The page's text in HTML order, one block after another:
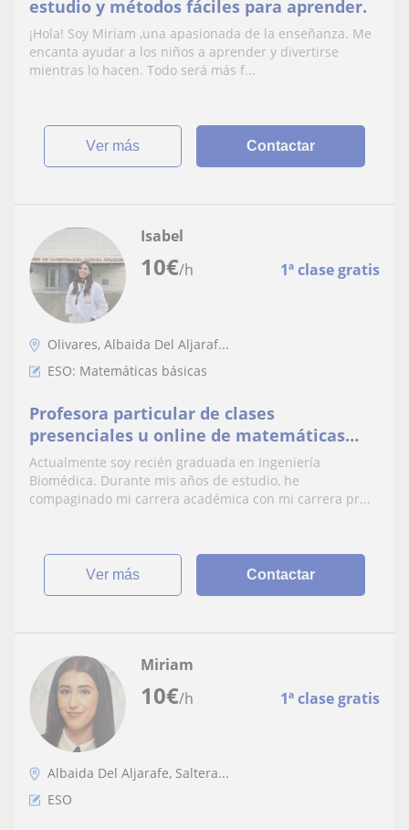
estudio y métodos fáciles para aprender.
¡Hola! Soy Miriam ,una apasionada de la enseñanza. Me
encanta ayudar a los niños a aprender y divertirse
mientras lo hacen. Todo será más f...
ver más Contactar
10€/h 1ª clase gratis
Isabel
Olivares, Albaida Del Aljaraf...
ESO: Matemáticas básicas
Profesora particular de clases
presenciales u online de matemáticas
para cualquier nivel académico
Actualmente soy recién graduada en Ingeniería
Biomédica. Durante mis años de estudio, he
compaginado mi carrera académica con mi carrera pr...
ver más Contactar
10€/h 1ª clase gratis
Miriam
Albaida Del Aljarafe, Saltera...
ESO